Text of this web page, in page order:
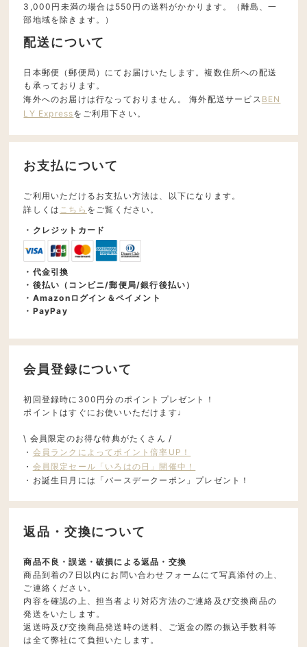
3,000円未満の場合は550円の送料がかかります。（離島、一
部地域を除きます。）
配送について
日本郵便（郵便局）にてお届けいたします。複数住所への配送
も承っております。
海外へのお届けは行なっておりません。 海外配送サービス BEN
LY Expressをご利用下さい。
お支払について
ご利用いただけるお支払い方法は、以下になります。
詳しくは こちら をご覧ください。
・クレジットカード
・代金引換
・後払い（コンビニ/郵便局/銀行後払い）
・Amazonログイン＆ペイメント
・PayPay
会員登録について
初回登録時に300円分のポイントプレゼント！
ポイントはすぐにお使いいただけます♩
\ 会員限定のお得な特典がたくさん /
・ 会員ランクによってポイント倍率UP！
・ 会員限定セール「いろはの日」開催中！
・お誕生日月には「バースデークーポン」プレゼント！
返品・交換について
商品不良・誤送・破損による返品・交換
商品到着の7日以内にお問い合わせフォームにて写真添付の上、
ご連絡ください。
内容を確認の上、担当者より対応方法のご連絡及び交換商品の
発送をいたします。
返送時及び交換商品発送時の送料、ご返金の際の振込手数料等
は全て弊社にて負担いたします。